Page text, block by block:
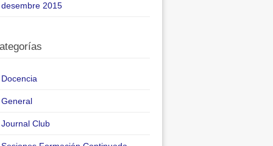
desembre 2015
Docencia
General
Journal Club